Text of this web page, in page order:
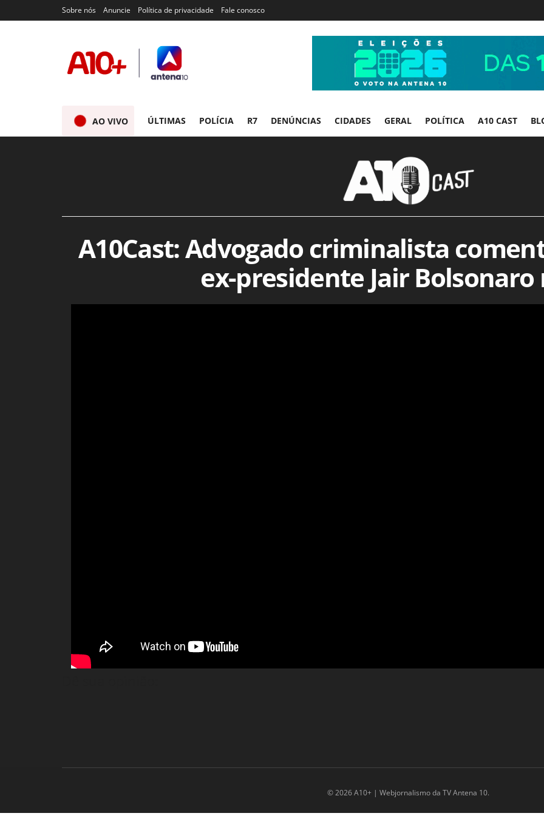
Sobre nós Anuncie Política de privacidade Fale conosco
AO VIVO ÚLTIMAS POLÍCIA R7 DENÚNCIAS CIDADES GERAL POLÍTICA A10 CAST
A10Cast: Advogado criminalista
ex-presidente Jair Bolsonaro
© 2026 A10+ | Webjornalismo da TV Antena 10.